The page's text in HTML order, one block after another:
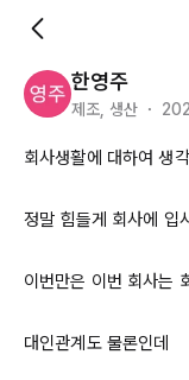
한영주
제조, 생산 ・
회사생활에 대하여 생
정말 힘들게 회사에 입
이번만은 이번 회사는
대인관계도 물론인데